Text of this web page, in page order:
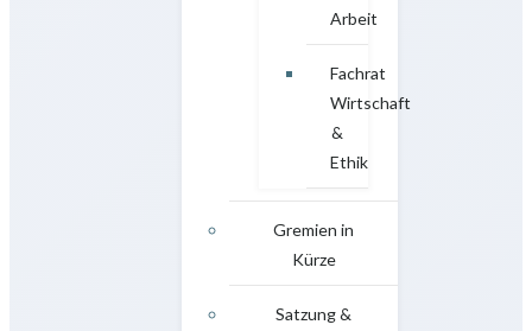
Arbeit
Fachrat
Wirtschaft
&
Ethik
Gremien in
Kürze
Satzung &